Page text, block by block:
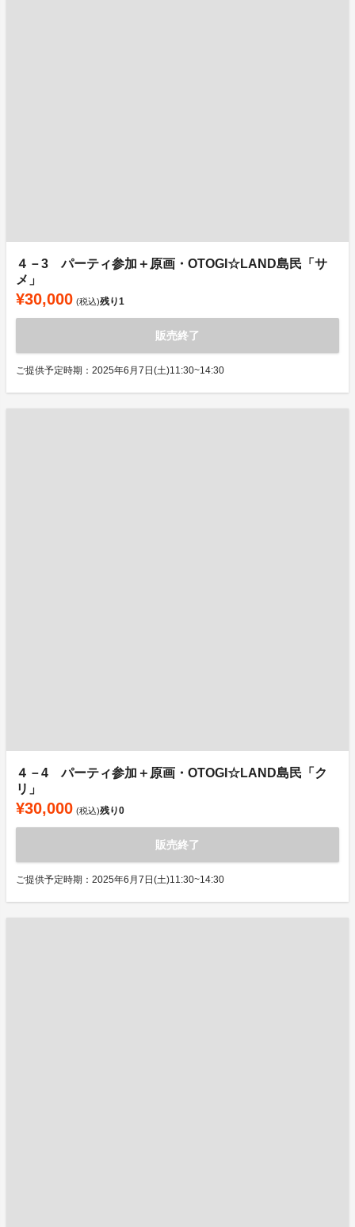
４－3 パーティ参加＋原画・OTOGI☆LAND島民「サ
メ」
¥30,000 (税込)残り1
販売終了
ご提供予定時期：2025年6月7日(土)11:30~14:30
４－4 パーティ参加＋原画・OTOGI☆LAND島民「ク
リ」
¥30,000 (税込)残り0
販売終了
ご提供予定時期：2025年6月7日(土)11:30~14:30